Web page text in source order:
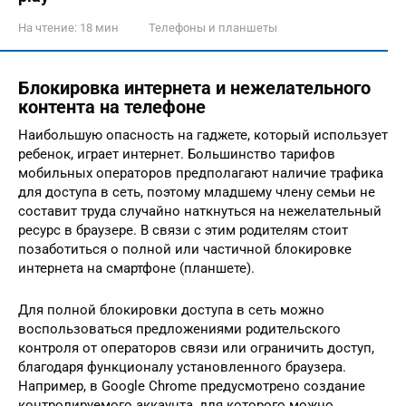
На чтение: 18 мин Телефоны и планшеты
Блокировка интернета и нежелательного
контента на телефоне
Наибольшую опасность на гаджете, который использует
ребенок, играет интернет. Большинство тарифов
мобильных операторов предполагают наличие трафика
для доступа в сеть, поэтому младшему члену семьи не
составит труда случайно наткнуться на нежелательный
ресурс в браузере. В связи с этим родителям стоит
позаботиться о полной или частичной блокировке
интернета на смартфоне (планшете).
Для полной блокировки доступа в сеть можно
воспользоваться предложениями родительского
контроля от операторов связи или ограничить доступ,
благодаря функционалу установленного браузера.
Например, в Google Chrome предусмотрено создание